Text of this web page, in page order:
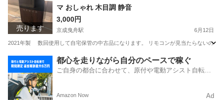
売ります
マ おしゃれ 木目調 静音
3,000円
京成曳舟駅 6月12日
2021年製 数回使用して自宅保管の中古品になります。 リモコンが見当たらないので
京成曳舟駅 季節、空調家電 リモコン
都心を走りながら自分のペースで稼ぐ
ご自身の都合に合わせて、原付や電動アシスト自転車
Amazon Now Ad